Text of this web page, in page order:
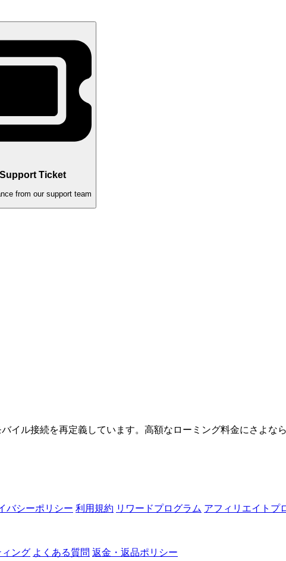
Ticket
from our support team
イル接続を再定義しています。高額なローミング料金にさよ
バシーポリシー 利用規約 リワードプログラム アフィリエイトプ
ィング よくある質問 返金・返品ポリシー